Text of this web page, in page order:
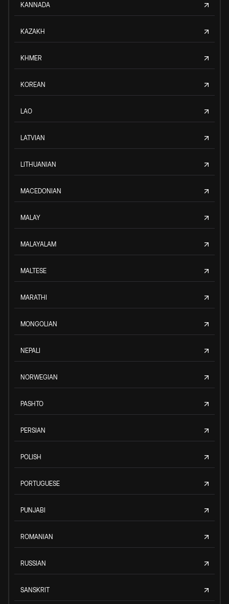
KANNADA
KAZAKH
KHMER
KOREAN
LAO
LATVIAN
LITHUANIAN
MACEDONIAN
MALAY
MALAYALAM
MALTESE
MARATHI
MONGOLIAN
NEPALI
NORWEGIAN
PASHTO
PERSIAN
POLISH
PORTUGUESE
PUNJABI
ROMANIAN
RUSSIAN
SANSKRIT